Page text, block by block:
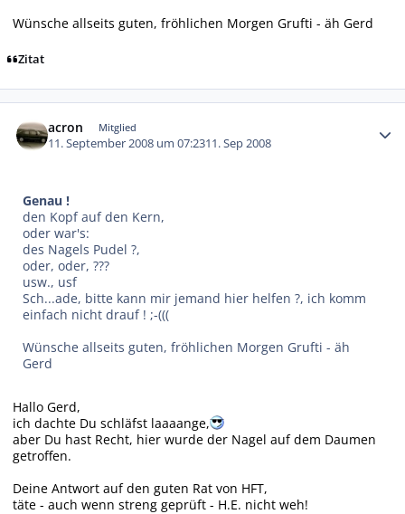
Wünsche allseits guten, fröhlichen Morgen Grufti - äh Gerd
Zitat
acron Mitglied
11. September 2008 um 07:2311. Sep 2008
Genau !
den Kopf auf den Kern,
oder war's:
des Nagels Pudel ?,
oder, oder, ???
usw., usf
Sch...ade, bitte kann mir jemand hier helfen ?, ich komm
einfach nicht drauf ! ;-(((
Wünsche allseits guten, fröhlichen Morgen Grufti - äh
Gerd
Hallo Gerd,
ich dachte Du schläfst laaaange,
aber Du hast Recht, hier wurde der Nagel auf dem Daumen
getroffen.
Deine Antwort auf den guten Rat von HFT,
täte - auch wenn streng geprüft - H.E. nicht weh!